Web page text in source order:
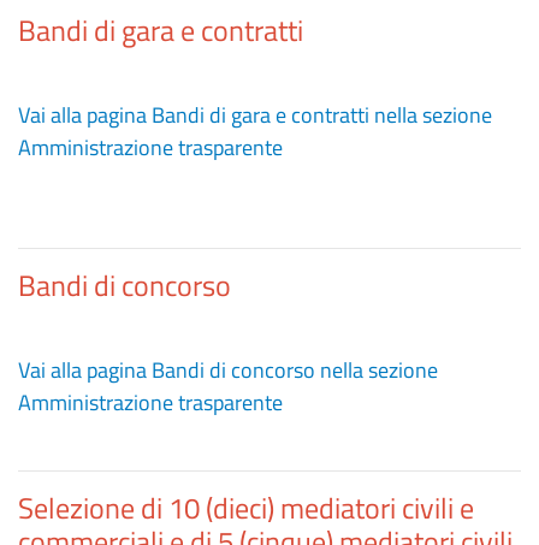
Bandi di gara e contratti
Vai alla pagina Bandi di gara e contratti nella sezione
Amministrazione trasparente
Bandi di concorso
Vai alla pagina Bandi di concorso nella sezione
Amministrazione trasparente
Selezione di 10 (dieci) mediatori civili e